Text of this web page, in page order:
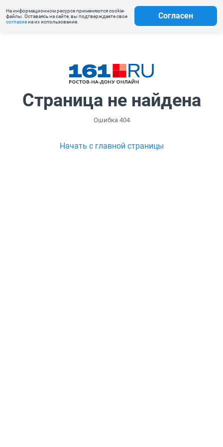
На информационном ресурсе применяются cookie-
файлы. Оставаясь на сайте, вы подтверждаете свое
согласиена их использование.
Согласен
Страница не найдена
Ошибка 404
Начать с главной страницы